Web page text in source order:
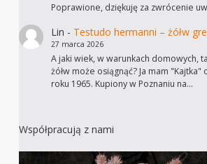
Poprawione, dziękuję za zwrócenie
Lin - Testudo hermanni – żółw
27 marca 2026
A jaki wiek, w warunkach domowych,
żółw może osiągnąć? Ja mam "Kajtka"
roku 1965. Kupiony w Poznaniu na…
Współpracują z nami